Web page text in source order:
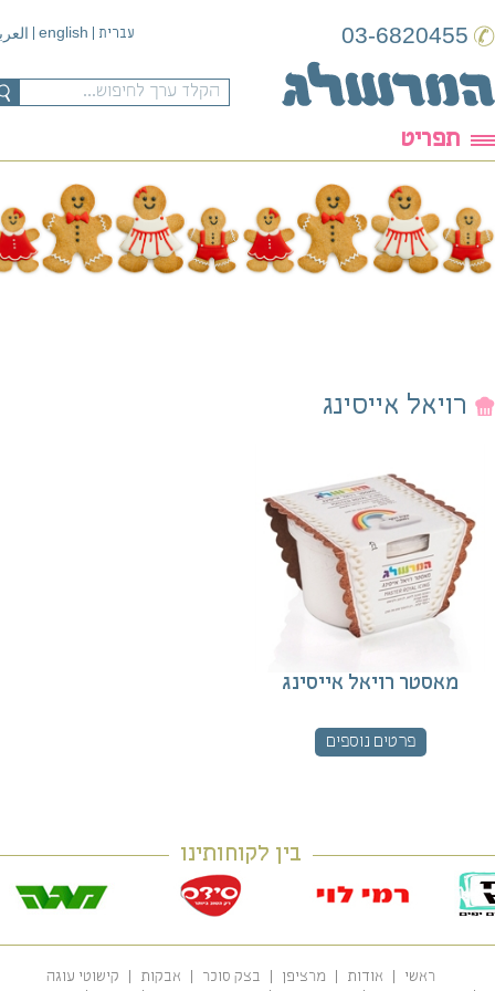
עברית|
english
|العربية 03-6820455
תפריט
רויאל אייסינג
מאסטר רויאל אייסינג
פרטים נוספים
בין לקוחותינו
ראשי אודות מרציפן בצק סוכר אבקות
קישוטי עוגה